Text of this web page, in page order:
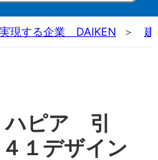
実現する企業 DAIKEN 建
ピア 引
１デザイン